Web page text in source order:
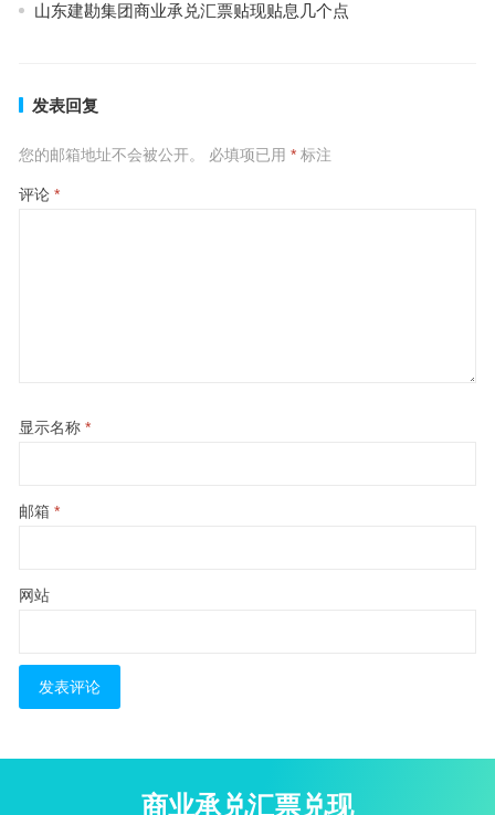
山东建勘集团商业承兑汇票贴现贴息几个点
发表回复
您的邮箱地址不会被公开。 必填项已用 *标注
评论 *
显示名称 *
邮箱 *
网站
商业承兑汇票兑现